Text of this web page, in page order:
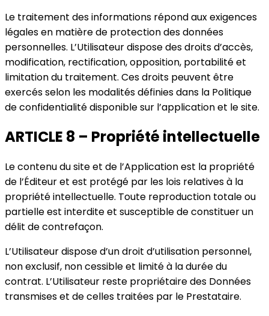
Le traitement des informations répond aux exigences
légales en matière de protection des données
personnelles. L’Utilisateur dispose des droits d’accès,
modification, rectification, opposition, portabilité et
limitation du traitement. Ces droits peuvent être
exercés selon les modalités définies dans la Politique
de confidentialité disponible sur l’application et le site.
ARTICLE 8 – Propriété intellectuelle
Le contenu du site et de l’Application est la propriété
de l’Éditeur et est protégé par les lois relatives à la
propriété intellectuelle. Toute reproduction totale ou
partielle est interdite et susceptible de constituer un
délit de contrefaçon.
L’Utilisateur dispose d’un droit d’utilisation personnel,
non exclusif, non cessible et limité à la durée du
contrat. L’Utilisateur reste propriétaire des Données
transmises et de celles traitées par le Prestataire.